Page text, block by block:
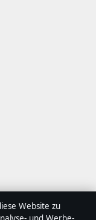
Website zu